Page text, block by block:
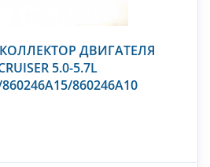
ДВИГАТЕЛЯ
5.0-5.7L
860246A10